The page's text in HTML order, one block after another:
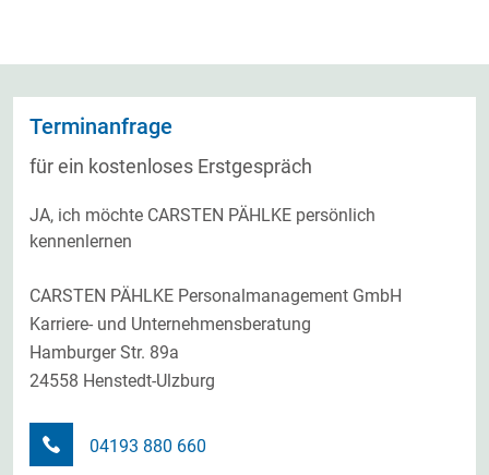
Terminanfrage
für ein kostenloses Erstgespräch
JA, ich möchte CARSTEN PÄHLKE persönlich
kennenlernen
CARSTEN PÄHLKE Personalmanagement GmbH
Karriere- und Unternehmensberatung
Hamburger Str. 89a
24558 Henstedt-Ulzburg
04193 880 660